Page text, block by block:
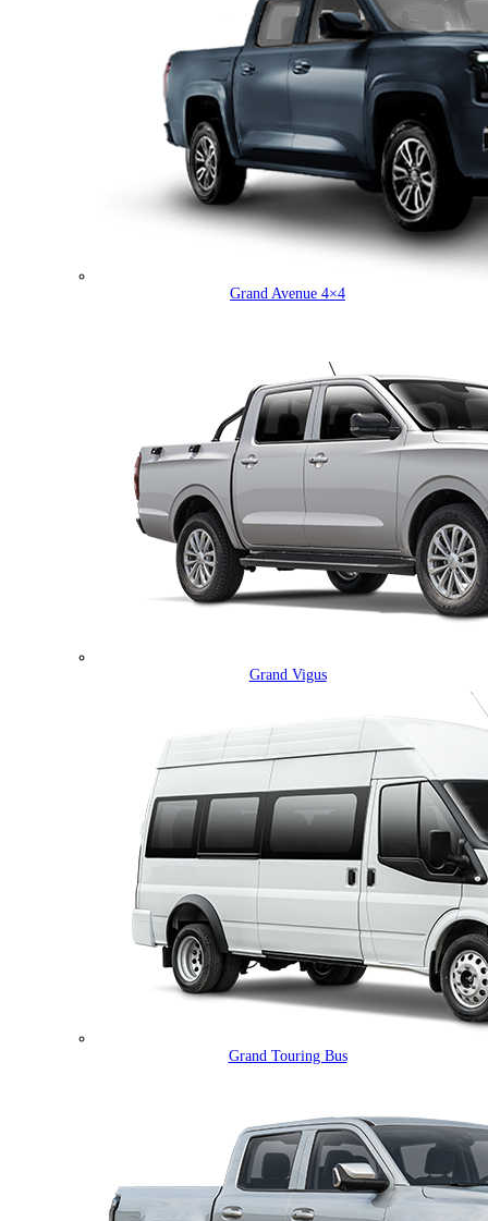
Grand Avenue 4×4
Grand Vigus
Grand Touring Bus